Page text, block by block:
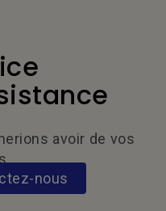
avoir de vos
nous